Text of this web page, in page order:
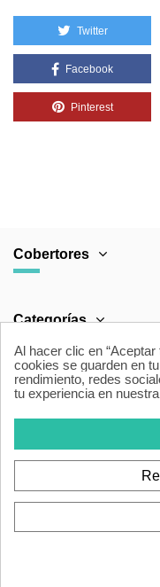
Twitter
Facebook
Pinterest
Cobertores
Categorías
Área Legal
Contacto
Al hacer clic en
cookies se guarden en
rendimiento, redes
tu experiencia en